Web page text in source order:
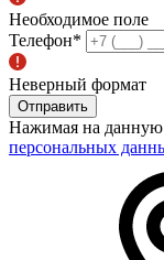
Необходимое поле
Телефон*
Неверный формат
Отправить
Нажимая на данную
персональных